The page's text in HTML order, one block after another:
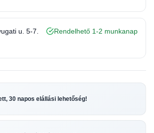
u. 5-7.
Rendelhető 1-2 munkanap
30 napos elállási lehetőség!